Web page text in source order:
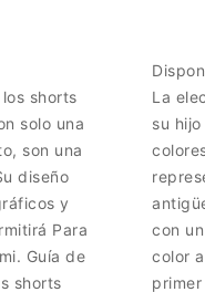
shorts
solo una
son una
diseño
y
Para
Guía de
shorts
La
su
con
color